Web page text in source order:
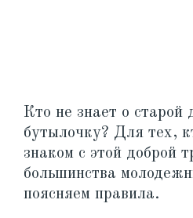
Кто не знает о старой
бутылочку? Для тех,
знаком с этой доброй
большинства
поясняем правила.